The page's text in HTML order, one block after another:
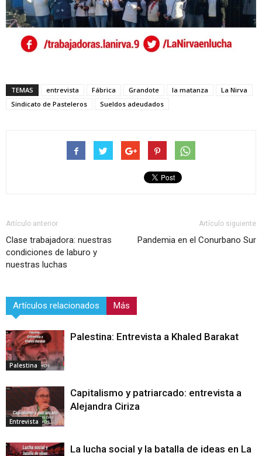
TEMAS entrevista Fábrica Grandote la matanza
La Nirva
Sindicato de Pasteleros
Sueldos adeudados
Artículo anterior
Clase trabajadora: nuestras
condiciones de laburo y
nuestras luchas
Artículo siguiente
Pandemia en el Conurbano Sur
Artículos relacionados Más
Palestina
Palestina: Entrevista a Khaled Barakat
Entrevista
Capitalismo y patriarcado: entrevista a
Alejandra Ciriza
La lucha social y la batalla de ideas en La